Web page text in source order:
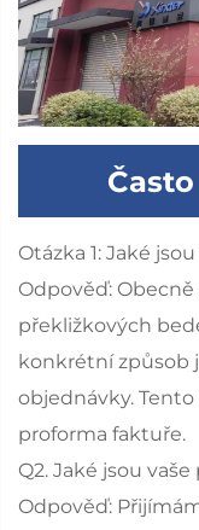
Otázka 1: Jaké
Odpověď:
překližkových
konkrétní způsob
objednávky.
proforma faktuře.
Q2. Jaké jsou
Odpověď: